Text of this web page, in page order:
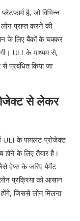
है, जो विभिन्न
प्राप्त करने की
के लिए बैंकों के चक्कर
ULI के माध्यम से,
प्रबंधित किया जा
से लेकर
ULI के पायलट प्रोजेक्ट
होने के लिए तैयार है।
ऐप्स के जरिए पेमेंट
प्रक्रिया को आसान
जिससे लोन मिलना